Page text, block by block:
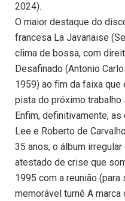
2024).
O maior destaque do
francesa La Javanaise
clima de bossa, com
Desafinado (Antonio
1959) ao fim da faixa que
pista do próximo trabalho
Enfim, definitivamente,
Lee e Roberto de
35 anos, o álbum
atestado de crise que
1995 com a reunião
memorável turnê A marca